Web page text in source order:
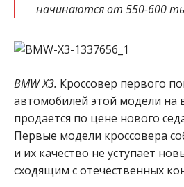
начинаются от 550-600
BMW X3. Кроссовер первого
автомобилей этой модели на
продается по цене нового
Первые модели кроссовера
и их качество не уступает
сходящим с отечественных